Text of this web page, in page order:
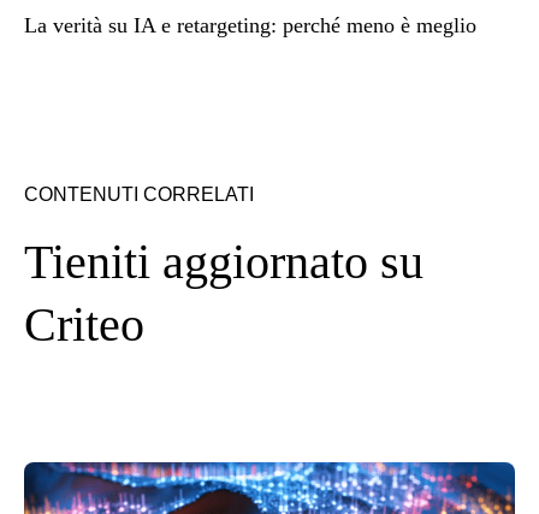
La verità su IA e retargeting: perché meno è meglio
CONTENUTI CORRELATI
Tieniti aggiornato su
Criteo